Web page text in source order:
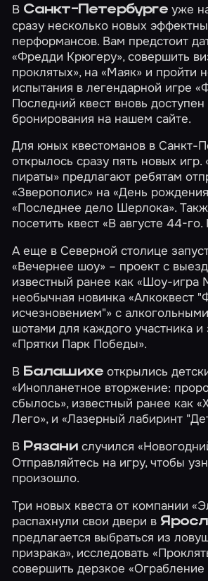
В Санкт-Петербургеуже
сразу несколько новых
перформансов. Вам предстоит
«Фредди Крюгеру», совершить
проклятых», на«Маяк» и пройти
испытания в легендарной игре
Последний квест вновь доступен
бронирования на нашем сайте.
Для юных квестоманов в Санкт-
открылось сразу пять новых игр.
пираты» предлагают ребятам
«Зверополис» на«День
«Последнее дело Шерлока».
посетить квест«В августе 44-го.
А еще в Северной столице
«Вечернее шоу» – проект с
известный ранее как «Шоу-игра
необычная новинка«Алкоквест
исчезновением"» с
шотами для каждого участника
«Прятки Парк Победы».
В Балашихе открылись
«Инопланетное вторжение:
сбылось», известный ранее как
Лего», и«Лазерный лабиринт
В Рязанислучился
Отправляйтесь на игру, чтобы
произошло.
Три новых квеста от компании
распахнули свои двери в
предлагается выбраться из
призрака», исследовать
совершить дерзкое«Ограбление